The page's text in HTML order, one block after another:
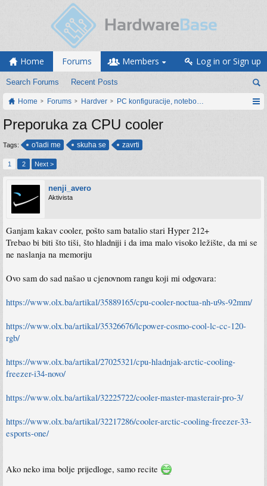
Home Forums
Search Forums Recent Posts
Members Log in or Sign up
Home Forums Hardver PC konfiguracije, notebook računari, servis
Preporuka za CPU cooler
Tags: o'ladi me skuha se zavrti
1 2 Next >
nenji_avero
Aktivista
Ganjam kakav cooler, pošto sam batalio stari Hyper 212+
Trebao bi biti što tiši, što hladniji i da ima malo visoko ležište, da mi se
ne naslanja na memoriju
Ovo sam do sad našao u cjenovnom rangu koji mi odgovara:
https://www.olx.ba/artikal/35889165/cpu-cooler-noctua-nh-u9s-92mm/
https://www.olx.ba/artikal/35326676/lcpower-cosmo-cool-lc-cc-120-
rgb/
https://www.olx.ba/artikal/27025321/cpu-hladnjak-arctic-cooling-
freezer-i34-novo/
https://www.olx.ba/artikal/32225722/cooler-master-masterair-pro-3/
https://www.olx.ba/artikal/32217286/cooler-arctic-cooling-freezer-33-
esports-one/
Ako neko ima bolje prijedloge, samo recite